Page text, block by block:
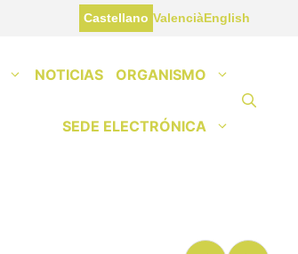
Castellano ValenciàEnglish
NOTICIAS ORGANISMO
SEDE ELECTRÓNICA